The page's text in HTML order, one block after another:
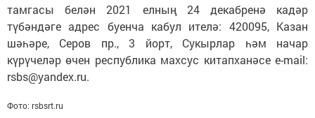
тамгасы белән 2021 елның 24 декабренә кадәр
түбәндәге адрес буенча кабул ителә: 420095, Казан
шәһәре, Серов пр., 3 йорт, Сукырлар һәм начар
күрүчеләр өчен республика махсус китапханәсе е-mail:
rsbs@yandex.ru.
Фото: rsbsrt.ru